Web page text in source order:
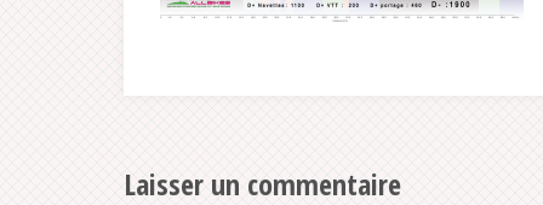
Laisser un commentaire